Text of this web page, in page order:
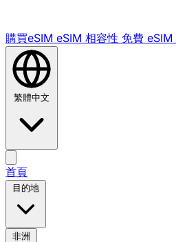
購買eSIM eSIM 相容性 免費 eSIM
繁體中文
首頁
目的地
非洲